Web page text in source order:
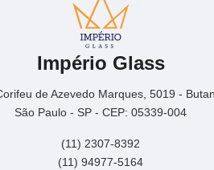
Império Glass
de Azevedo Marques, 5019 -
São Paulo - SP - CEP: 05339-004
(11) 2307-8392
(11) 94977-5164